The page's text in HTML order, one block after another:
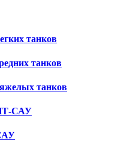
танков
танков
танков
САУ